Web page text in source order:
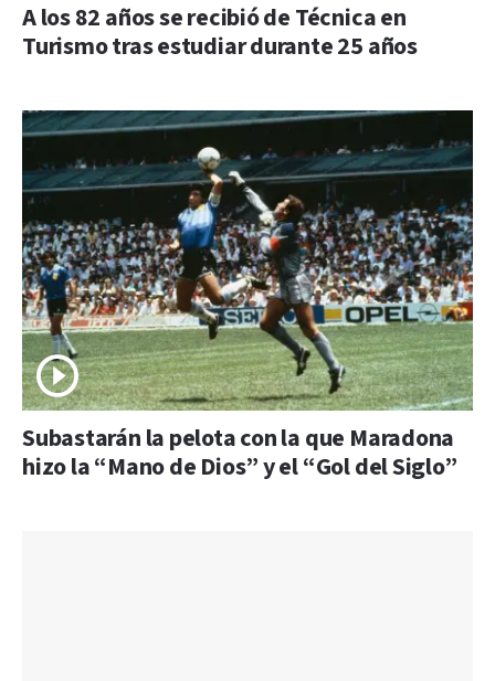
A los 82 años se recibió de Técnica en
Turismo tras estudiar durante 25 años
Subastarán la pelota con la que Maradona
hizo la “Mano de Dios” y el “Gol del Siglo”